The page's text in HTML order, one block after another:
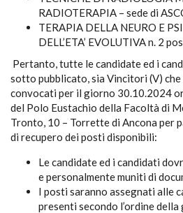
RADIOTERAPIA – sede di
TERAPIA DELLA NEURO E
DELL’ETA’ EVOLUTIVA n. 2
Pertanto, tutte le candidate ed i
sotto pubblicato, sia Vincitori (V)
convocati per il giorno 30.10.2024
del Polo Eustachio della Facoltà di
Tronto, 10 – Torrette di Ancona per
di recupero dei posti disponibili:
Le candidate ed i candidati
e personalmente muniti di
I posti saranno assegnati alle
presenti secondo l’ordine